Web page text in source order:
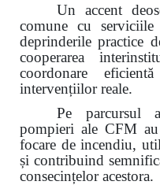
Un accent
comune cu
deprinderile practice
cooperarea
coordonare
intervențiilor reale.
Pe parcursul
pompieri ale CFM
focare de incendiu,
și contribuind
consecințelor acestora.